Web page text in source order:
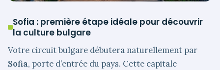
Sofia : première étape idéale pour découvrir
la culture bulgare
Votre circuit bulgare débutera naturellement par
Sofia, porte d’entrée du pays. Cette capitale